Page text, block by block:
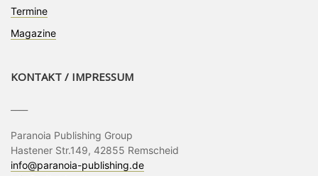
Termine
Magazine
KONTAKT / IMPRESSUM
Paranoia Publishing Group
Hastener Str.149, 42855 Remscheid
info@paranoia-publishing.de